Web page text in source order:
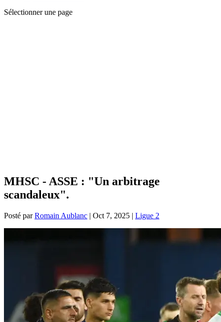
Sélectionner une page
MHSC - ASSE : "Un arbitrage
scandaleux".
Posté parRomain Aublanc | Oct 7, 2025 | Ligue 2